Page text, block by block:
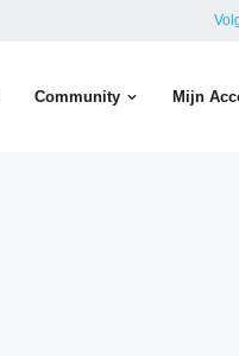
Community Mijn